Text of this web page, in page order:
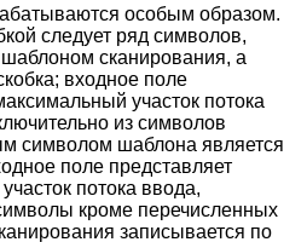
особым образом.
следует ряд символов,
сканирования, а
входное поле
участок потока
из символов
символом шаблона является
поле представляет
потока ввода,
кроме перечисленных
записывается по